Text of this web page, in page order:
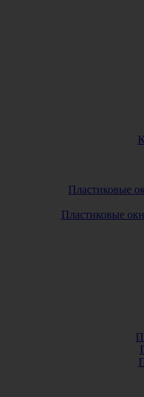
Пластиковые
Пластиковые